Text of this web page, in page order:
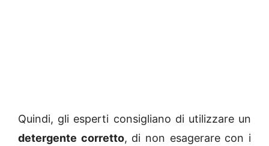
Quindi, gli esperti consigliano di utilizzare un
detergente corretto, di non esagerare con i